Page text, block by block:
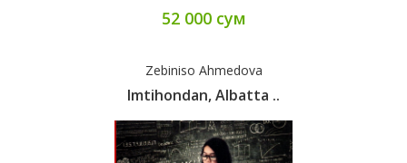
52 000 сум
Zebiniso Ahmedova
Imtihondan, Albatta ..